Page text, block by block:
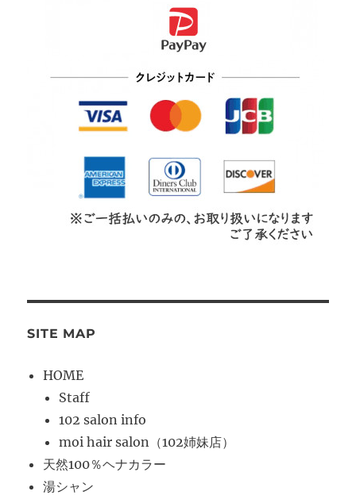
SITE MAP
HOME
Staff
102 salon info
moi hair salon（102姉妹店）
天然100％ヘナカラー
湯シャン